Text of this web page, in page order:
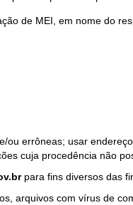
de MEI, em nome do
ou errôneas; usar
cuja procedência não
para fins diversos das
arquivos com vírus de